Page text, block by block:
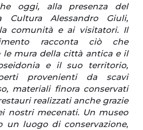
oggi, alla presenza del
Cultura Alessandro Giuli,
comunità e ai visitatori. Il
racconta ciò che
le mura della città antica e il
e il suo territorio,
provenienti da scavi
materiali finora conservati
realizzati anche grazie
nostri mecenati. Un museo
un luogo di conservazione,